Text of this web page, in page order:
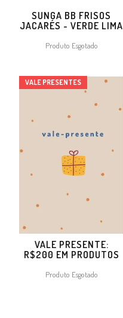
SUNGA BB FRISOS
JACARÉS - VERDE LIMA
Produto Esgotado
VALE PRESENTE:
R$200 EM PRODUTOS
Produto Esgotado
VALE PRESENTES